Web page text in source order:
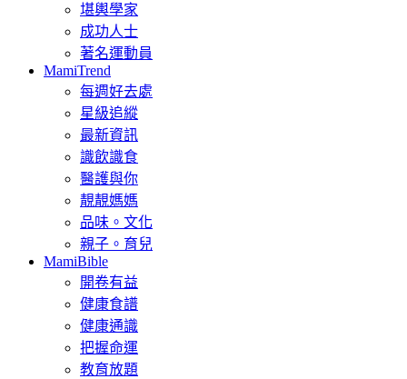
堪輿學家
成功人士
著名運動員
MamiTrend
每週好去處
星級追縱
最新資訊
識飲識食
醫護與你
靚靚媽媽
品味。文化
親子。育兒
MamiBible
開卷有益
健康食譜
健康通識
把握命運
教育放題